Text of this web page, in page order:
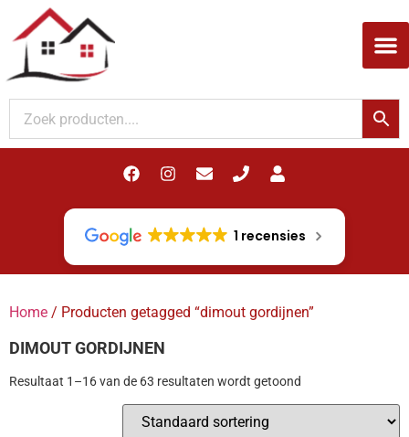
1 recensies
Home / Producten getagged “dimout gordijnen”
DIMOUT GORDIJNEN
Resultaat 1–16 van de 63 resultaten wordt getoond